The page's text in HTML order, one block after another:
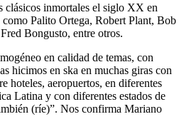
clásicos inmortales el siglo XX en
como Palito Ortega, Robert Plant, Bob
Bongusto, entre otros.
en calidad de temas, con
hicimos en ska en muchas giras con
hoteles, aeropuertos, en diferentes
Latina y con diferentes estados de
(ríe)”. Nos confirma Mariano